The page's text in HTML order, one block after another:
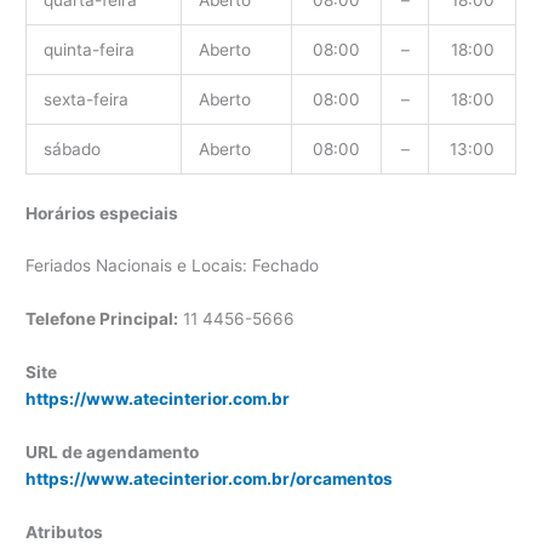
quinta-feira Aberto 08:00 – 18:00
sexta-feira Aberto 08:00 – 18:00
sábado Aberto 08:00 – 13:00
Horários especiais
Feriados Nacionais e Locais: Fechado
Telefone Principal: 11 4456-5666
Site
https://www.atecinterior.com.br
URL de agendamento
https://www.atecinterior.com.br/orcamentos
Atributos